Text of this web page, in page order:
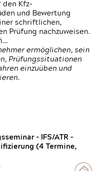
den Kfz-
und Bewertung
schriftlichen,
Prüfung nachzuweisen.
ermöglichen, sein
Prüfungssituationen
einzuüben und
- IFS/ATR -
(4 Termine,